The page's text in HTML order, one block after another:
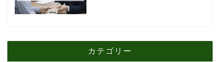
カテゴリー